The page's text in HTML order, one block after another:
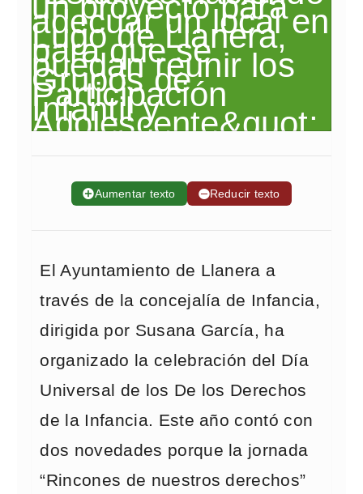
➕Aumentar texto ➖Reducir texto
El Ayuntamiento de Llanera a
través de la concejalía de Infancia,
dirigida por Susana García, ha
organizado la celebración del Día
Universal de los De los Derechos
de la Infancia. Este año contó con
dos novedades porque la jornada
“Rincones de nuestros derechos”